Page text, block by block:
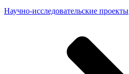
Научно-исследовательские проекты